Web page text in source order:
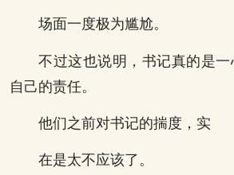
场面一度极为尴尬。
不过这也说明，书记真的是
自己的责任。
他们之前对书记的揣度，实
在是太不应该了。